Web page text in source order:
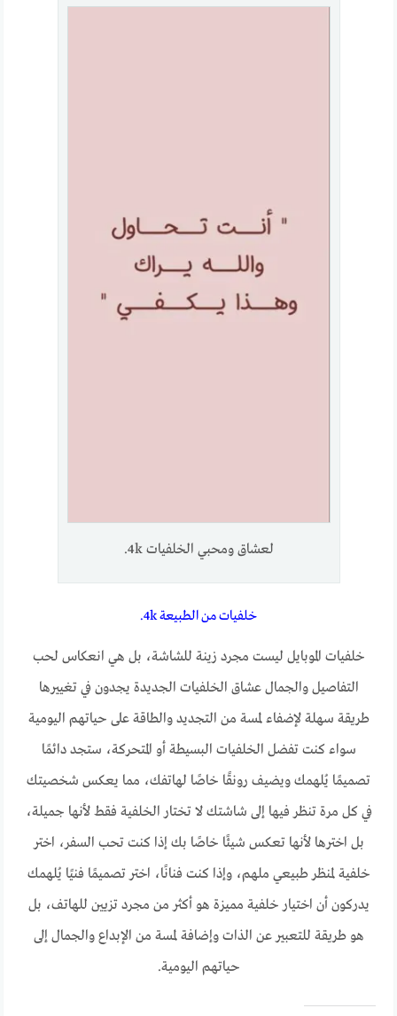
لعشاق ومحبي الخلفيات 4k.
خلفيات من الطبيعة 4k.
خلفيات الموبايل ليست مجرد زينة للشاشة، بل هي انعكاس لحب
التفاصيل والجمال عشاق الخلفيات الجديدة يجدون في تغييرها
طريقة سهلة لإضفاء لمسة من التجديد والطاقة على حياتهم اليومية
سواء كنت تفضل الخلفيات البسيطة أو المتحركة، ستجد دائمًا
تصميمًا يُلهمك ويضيف رونقًا خاصًا لهاتفك، مما يعكس شخصيتك
في كل مرة تنظر فيها إلى شاشتك لا تختار الخلفية فقط لأنها جميلة،
بل اخترها لأنها تعكس شيئًا خاصًا بك إذا كنت تحب السفر، اختر
خلفية لمنظر طبيعي ملهم، وإذا كنت فنانًا، اختر تصميمًا فنيًا يُلهمك
يدركون أن اختيار خلفية مميزة هو أكثر من مجرد تزيين للهاتف، بل
هو طريقة للتعبير عن الذات وإضافة لمسة من الإبداع والجمال إلى
حياتهم اليومية.